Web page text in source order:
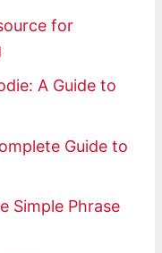
for
A Guide to
Guide to
Simple Phrase